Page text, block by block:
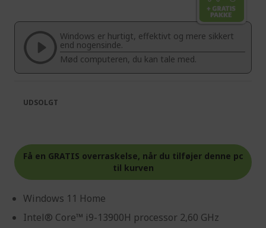
of
images
gallery
beginning
the
images
gallery
Windows er hurtigt, effektivt og mere sikkert
end nogensinde.
Mød computeren, du kan tale med.
Få en GRATIS overraskelse, når du tilføjer denne pc
til kurven
Windows 11 Home
Intel® Core™ i9-13900H processor 2,60 GHz
UDSOLGT